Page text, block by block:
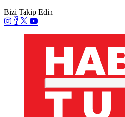
Bizi Takip Edin